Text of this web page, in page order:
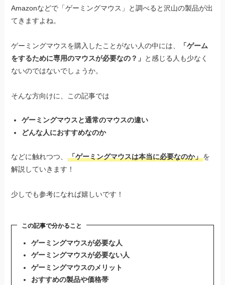
Amazonなどで「ゲーミングマウス」と調べると沢山の製品が出
てきますよね。
ゲーミングマウスを購入したことがない人の中には、
「ゲーム
をするために専用のマウスが必要なの？」 と感じる人も少なく
ないのではないでしょうか。
そんな方向けに、この記事では
ゲーミングマウスと通常のマウスの違い
どんな人におすすめなのか
などに触れつつ、「ゲーミングマウスは本当に必要なのか」を
解説していきます！
少しでも参考になれば嬉しいです！
この記事で分かること
ゲーミングマウスが必要な人
ゲーミングマウスが必要ない人
ゲーミングマウスのメリット
おすすめの製品や価格帯